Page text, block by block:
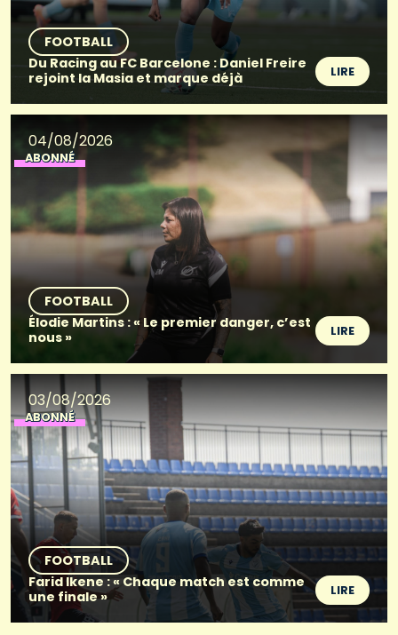
FOOTBALL
Du Racing au FC Barcelone : Daniel Freire
rejoint la Masia et marque déjà
LIRE
04/08/2026
ABONNÉ
FOOTBALL
Élodie Martins : « Le premier danger, c’est
nous »
LIRE
03/08/2026
ABONNÉ
FOOTBALL
Farid Ikene : « Chaque match est comme
une finale »
LIRE